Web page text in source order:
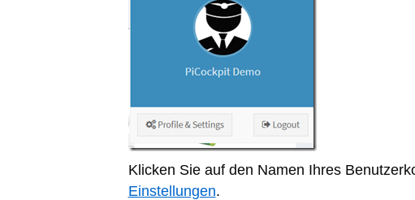
Klicken Sie auf den Namen Ihres
Einstellungen.